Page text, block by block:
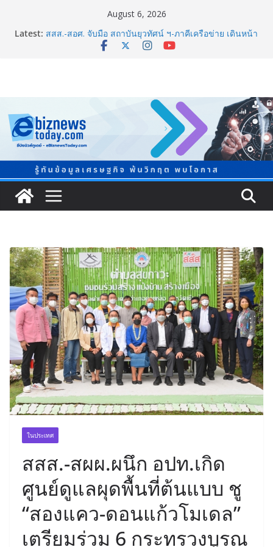
August 6, 2026
Latest: ARIT ผลักดันเยาวชนไทยสู่เวที World Championship จน
นักศึกษา ม.อ. คว้ารองชนะเลิศอันดับ 1 โลก
อินฟอร์มา มาร์เก็ตส์ ผนึกเครือข่ายธุรกิจท่องเที่ยว-บริการ
จัด Food & Hospitality Thailand 2026เชื่อม 4 งานใหญ่
สร้างโอกาสธุรกิจครบวงจร
BEDO เดินหน้าจัดกิจกรรมเจรจาธุรกิจ “BIO TRADE
CONNECT 2026” ยกระดับผลิตภัณฑ์ท้องถิ่นสู่ตลาดเชิง
ททท. ร่วมมือกับ จุฬาลงกรณ์มหาวิทยาลัย จัดสัมมนาทาง
วิชาการและการตลาดเชิงรุก แนะเคล็ดลับปรับธุรกิจท่อง
เที่ยวไทย “ขายได้ ขายดี ขายนาน”
ในประเทศ
สสส.-สผผ.ผนึก อปท.เกิด
ศูนย์ดูแลผุดพื้นที่ต้นแบบ ชู
“สองแคว-ดอนแก้วโมเดล”
เตรียมร่วม 6 กระทรวงบูรณ